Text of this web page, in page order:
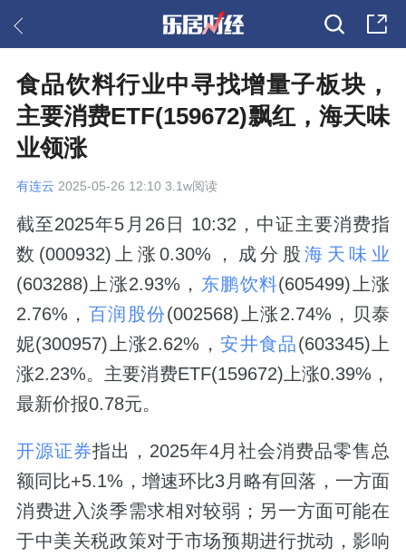
食品饮料行业中寻找增量子板块，
主要消费ETF(159672)飘红，海天味
业领涨
有连云 2025-05-26 12:10 3.1w阅读
截至2025年5月26日 10:32，中证主要消费指
数(000932)上涨0.30%，成分股海天味业
(603288)上涨2.93%， 东鹏饮料(605499)上涨
2.76%， 百润股份(002568)上涨2.74%，贝泰
妮(300957)上涨2.62%，安井食品(603345)上
涨2.23%。主要消费ETF(159672)上涨0.39%，
最新价报0.78元。
开源证券指出，2025年4月社会消费品零售总
额同比+5.1%，增速环比3月略有回落，一方面
消费进入淡季需求相对较弱；另一方面可能在
于中美关税政策对于市场预期进行扰动，影响